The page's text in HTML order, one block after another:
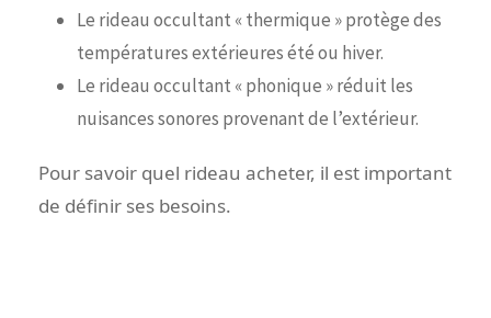
Le rideau occultant « thermique » protège des
températures extérieures été ou hiver.
Le rideau occultant « phonique » réduit les
nuisances sonores provenant de l’extérieur.
Pour savoir quel rideau acheter, il est important
de définir ses besoins.